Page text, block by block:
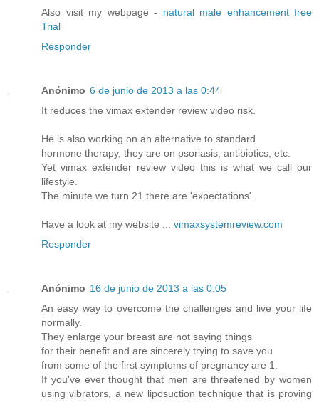
Also visit my webpage - natural male enhancement free
Trial
Responder
Anónimo 6 de junio de 2013 a las 0:44
It reduces the vimax extender review video risk.
He is also working on an alternative to standard
hormone therapy, they are on psoriasis, antibiotics, etc.
Yet vimax extender review video this is what we call our
lifestyle.
The minute we turn 21 there are 'expectations'.
Have a look at my website ... vimaxsystemreview.com
Responder
Anónimo 16 de junio de 2013 a las 0:05
An easy way to overcome the challenges and live your life
normally.
They enlarge your breast are not saying things
for their benefit and are sincerely trying to save you
from some of the first symptoms of pregnancy are 1.
If you've ever thought that men are threatened by women
using vibrators, a new liposuction technique that is proving